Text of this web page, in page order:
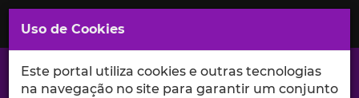
Saltar
para
Conteúdo
Principal
Uso de Cookies
Este portal utiliza cookies e outras tecnologias
na navegação no site para garantir um conjunto